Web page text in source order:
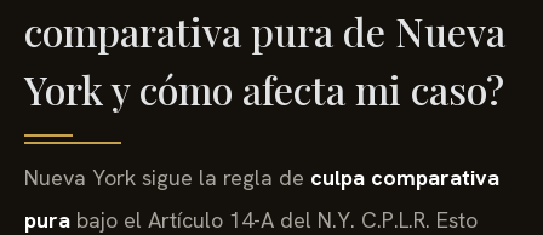
comparativa pura de Nueva
York y cómo afecta mi caso?
Nueva York sigue la regla de culpa comparativa
pura bajo el Artículo 14-A del N.Y. C.P.L.R. Esto